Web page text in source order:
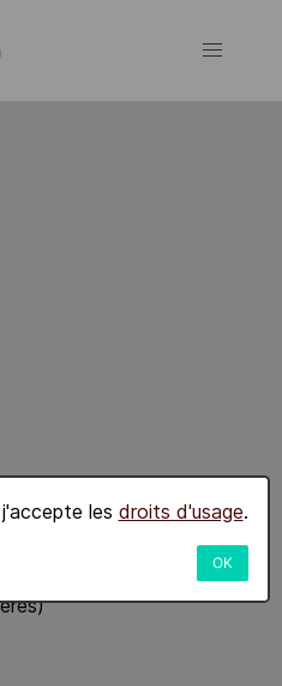
les droits d'usage.
OK